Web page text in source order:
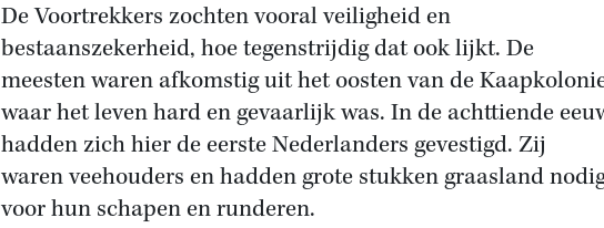
De Voortrekkers zochten vooral veiligheid en
bestaanszekerheid, hoe tegenstrijdig dat ook lijkt. De
meesten waren afkomstig uit het oosten van de
waar het leven hard en gevaarlijk was. In de achttiende
hadden zich hier de eerste Nederlanders gevestigd. Zij
waren veehouders en hadden grote stukken graasland
voor hun schapen en runderen.